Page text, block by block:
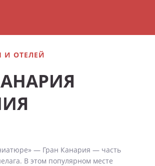
И ОТЕЛЕЙ
— Гран Канария — часть
В этом популярном месте